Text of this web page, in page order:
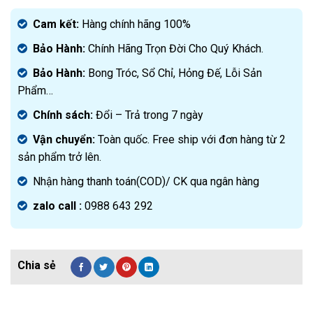
Cam kết: Hàng chính hãng 100%
Bảo Hành: Chính Hãng Trọn Đời Cho Quý Khách.
Bảo Hành: Bong Tróc, Sổ Chỉ, Hỏng Đế, Lỗi Sản
Phẩm…
Chính sách: Đổi – Trả trong 7 ngày
Vận chuyển: Toàn quốc. Free ship với đơn hàng từ 2
sản phẩm trở lên.
Nhận hàng thanh toán(COD)/ CK qua ngân hàng
zalo call : 0988 643 292